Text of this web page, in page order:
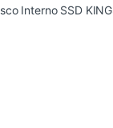
Interno SSD